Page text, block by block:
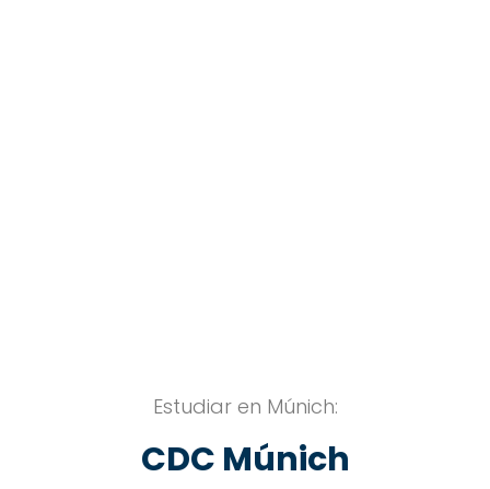
Estudiar en Múnich:
CDC Múnich